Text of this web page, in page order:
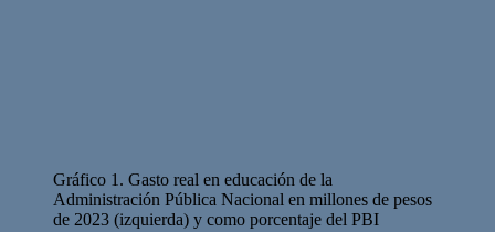
Gráfico 1. Gasto real en educación de la
Administración Pública Nacional en millones de pesos
de 2023 (izquierda) y como porcentaje del PBI